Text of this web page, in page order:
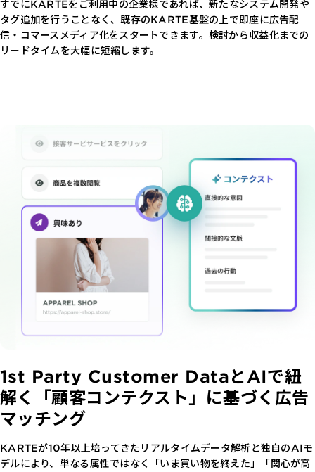
すでにKARTEをご利用中の企業様であれば、新たなシステム開発や
タグ追加を行うことなく、既存のKARTE基盤の上で即座に広告配
信・コマースメディア化をスタートできます。検討から収益化までの
リードタイムを大幅に短縮します。
1st Party Customer DataとAIで紐
解く「顧客コンテクスト」に基づく広告
マッチング
KARTEが10年以上培ってきたリアルタイムデータ解析と独自のAIモ
デルにより、単なる属性ではなく「いま買い物を終えた」「関心が高